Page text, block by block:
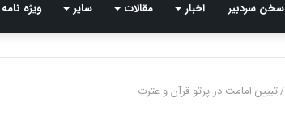
سخن سردبیر اخبار مقالات سایر ویژه نامه
/تبیین امامت در پرتو قرآن و عترت